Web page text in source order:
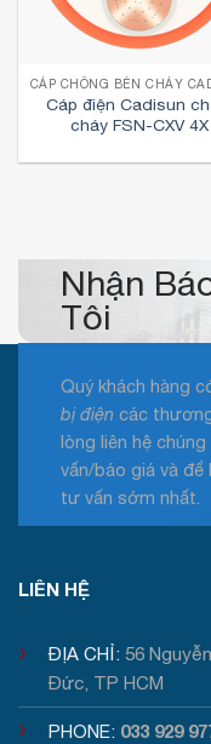
CÁP CHỐNG BÉN CHÁY
Cáp điện Cadisun
cháy FSN-CXV 4X
Nhận
Tôi
Quý khách hàng
bị điện các thương
lòng liên hệ
vấn/báo giá và để
tư vấn sớm nhất.
LIÊN HỆ
ĐỊA CHỈ: 56
Đức, TP HCM
PHONE: 033 929